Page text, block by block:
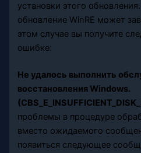
установки этого
обновление WinRE может
этом случае вы получите
ошибке:
Не удалось выполнить
восстановления Windows.
проблемы в процедуре
вместо ожидаемого
появиться следующее